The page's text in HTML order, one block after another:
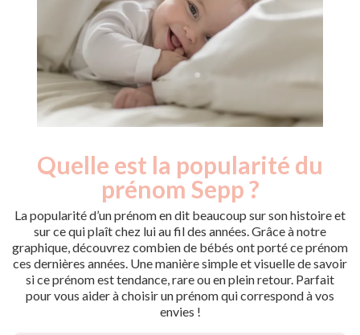
Quelle est la popularité du
prénom Sepp ?
La popularité d’un prénom en dit beaucoup sur son histoire et
sur ce qui plaît chez lui au fil des années. Grâce à notre
graphique, découvrez combien de bébés ont porté ce prénom
ces dernières années. Une manière simple et visuelle de savoir
si ce prénom est tendance, rare ou en plein retour. Parfait
pour vous aider à choisir un prénom qui correspond à vos
envies !
Année
Nouveaux-
nés
2010
30
2011
19
2012
25
2013
27
2014
32
2015
46